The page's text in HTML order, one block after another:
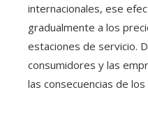
internacionales, ese
gradualmente a los
estaciones de servicio.
consumidores y las
las consecuencias de